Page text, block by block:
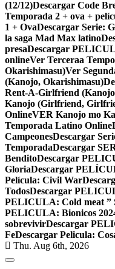
(12/12)Descargar Code
Temporada 2 + ova +
1 + OvaDescargar Serie:
la saga Mad Max latino
presaDescargar
onlineVer Terceraa
Okarishimasu)Ver
(Kanojo, Okarishimasu)
Rent-A-Girlfriend
Kanojo (Girlfriend,
OnlineVER Kanojo mo
Temporada Latino Online
CampeonesDescargar
TemporadaDescargar
BenditoDescargar
GloriaDescargar
Película: Civil War
TodosDescargar
PELICULA: Cold meat ”
PELICULA: Bionicos
sobrevivirDescargar
FeDescargar Pelicula:
Thu. Aug 6th, 2026